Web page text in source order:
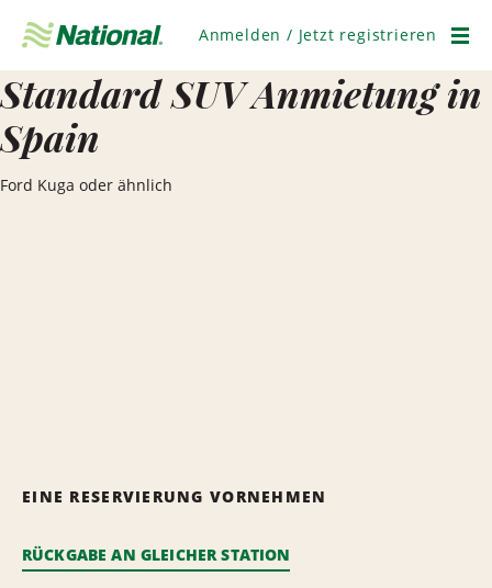
überspringen
Anmelden / Jetzt registrieren
Standard SUV Anmietung in
Spain
Ford Kuga oder ähnlich
EINE RESERVIERUNG VORNEHMEN
RÜCKGABE AN GLEICHER STATION